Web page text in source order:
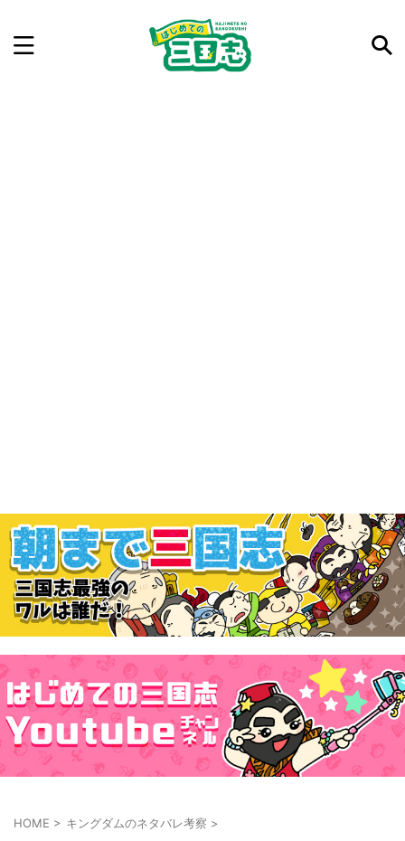
HOME > キングダムのネタバレ考察 >